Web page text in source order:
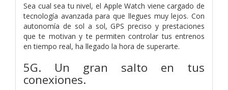
Sea cual sea tu nivel, el Apple Watch viene cargado de
tecnología avanzada para que llegues muy lejos. Con
autonomía de sol a sol, GPS preciso y prestaciones
que te motivan y te permiten controlar tus entrenos
en tiempo real, ha llegado la hora de superarte.
5G. Un gran salto en tus
conexiones.